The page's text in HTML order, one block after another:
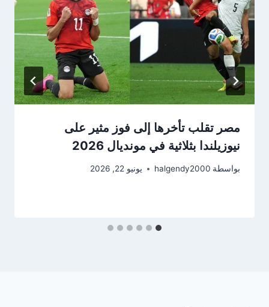
مصر تقلب تأخرها إلى فوز مثير على
نيوزيلندا بثلاثية في مونديال 2026
بواسطة halgendy2000 يونيو 22, 2026